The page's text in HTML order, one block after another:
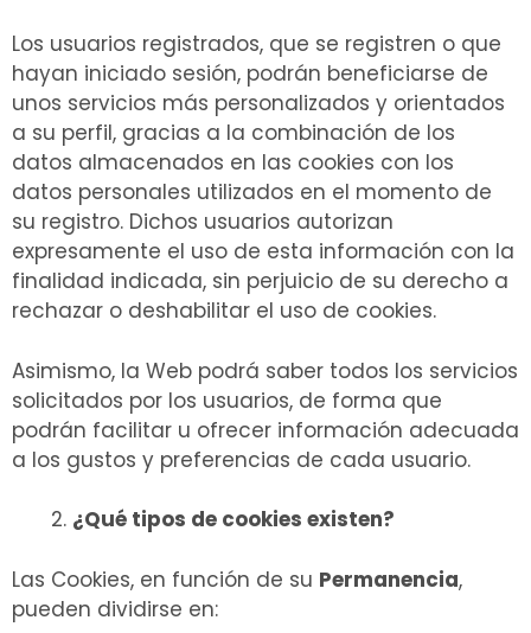
Los usuarios registrados, que se registren o que
hayan iniciado sesión, podrán beneficiarse de
unos servicios más personalizados y orientados
a su perfil, gracias a la combinación de los
datos almacenados en las cookies con los
datos personales utilizados en el momento de
su registro. Dichos usuarios autorizan
expresamente el uso de esta información con la
finalidad indicada, sin perjuicio de su derecho a
rechazar o deshabilitar el uso de cookies.
Asimismo, la Web podrá saber todos los servicios
solicitados por los usuarios, de forma que
podrán facilitar u ofrecer información adecuada
a los gustos y preferencias de cada usuario.
¿Qué tipos de cookies existen?
Las Cookies, en función de su Permanencia,
pueden dividirse en: